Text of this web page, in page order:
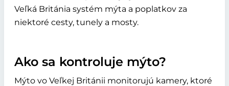
Veľká Británia systém mýta a poplatkov za
niektoré cesty, tunely a mosty.
Ako sa kontroluje mýto?
Mýto vo Veľkej Británii monitorujú kamery, ktoré